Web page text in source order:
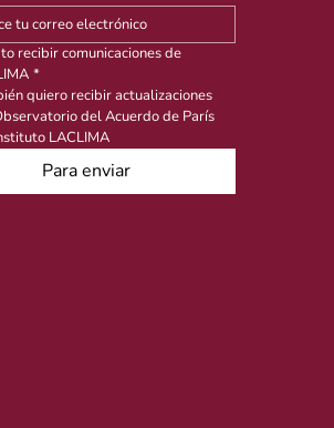
recibir comunicaciones de
*
quiero recibir actualizaciones
del Acuerdo de París
LACLIMA
Para enviar